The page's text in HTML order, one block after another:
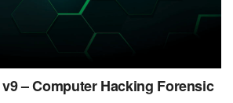
– Computer Hacking Forensic